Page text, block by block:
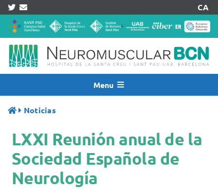
Skip
content
CA
Menu
Quiénes Somos
Asistencia
Investigación
Pacientes
Noticias
LXXI Reunión anual de la
Sociedad Española de
Neurología